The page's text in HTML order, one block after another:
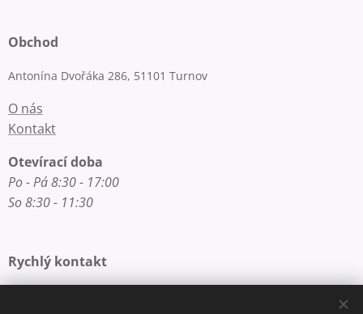
Obchod
Antonína Dvořáka 286, 51101 Turnov
O nás
Kontakt
Otevírací doba
Po - Pá 8:30 - 17:00
So 8:30 - 11:30
Rychlý kontakt